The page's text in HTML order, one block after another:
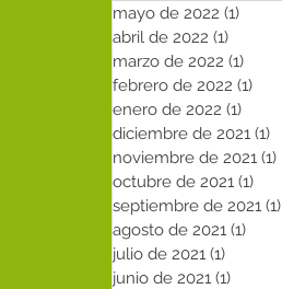
mayo de 2022 (1)
abril de 2022 (1)
marzo de 2022 (1)
febrero de 2022 (1)
enero de 2022 (1)
diciembre de 2021 (1)
noviembre de 2021 (1)
octubre de 2021 (1)
septiembre de 2021 (1)
agosto de 2021 (1)
julio de 2021 (1)
junio de 2021 (1)